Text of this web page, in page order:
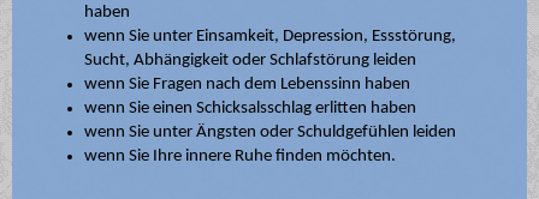
haben
wenn Sie unter Einsamkeit, Depression, Essstörung,
Sucht, Abhängigkeit oder Schlafstörung leiden
wenn Sie Fragen nach dem Lebenssinn haben
wenn Sie einen Schicksalsschlag erlitten haben
wenn Sie unter Ängsten oder Schuldgefühlen leiden
wenn Sie Ihre innere Ruhe finden möchten.